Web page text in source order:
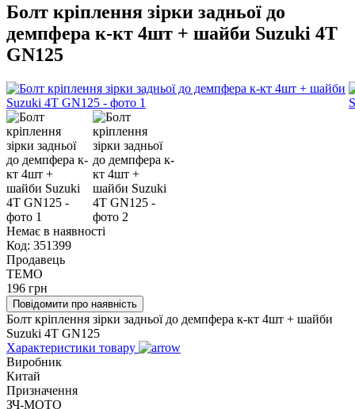
Болт кріплення зірки задньої до
демпфера к-кт 4шт + шайби Suzuki 4T
GN125
Немає в наявності
Код: 351399
Продавець
TEMO
196 грн
Повідомити про наявність
Болт кріплення зірки задньої до демпфера к-кт 4шт + шайби
Suzuki 4T GN125
Характеристики товару
Виробник
Китай
Призначення
ЗЧ-МОТО